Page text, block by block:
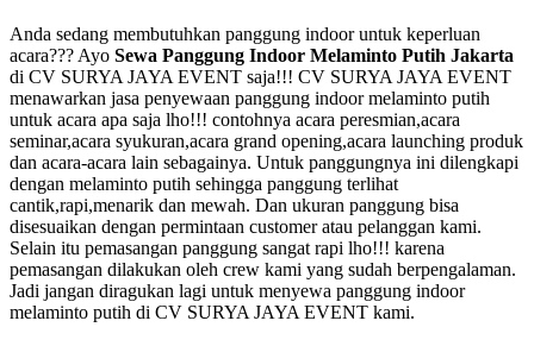
Anda sedang membutuhkan panggung indoor untuk keperluan
acara??? Ayo Sewa Panggung Indoor Melaminto Putih Jakarta
di CV SURYA JAYA EVENT saja!!! CV SURYA JAYA EVENT
menawarkan jasa penyewaan panggung indoor melaminto putih
untuk acara apa saja lho!!! contohnya acara peresmian,acara
seminar,acara syukuran,acara grand opening,acara launching produk
dan acara-acara lain sebagainya. Untuk panggungnya ini dilengkapi
dengan melaminto putih sehingga panggung terlihat
cantik,rapi,menarik dan mewah. Dan ukuran panggung bisa
disesuaikan dengan permintaan customer atau pelanggan kami.
Selain itu pemasangan panggung sangat rapi lho!!! karena
pemasangan dilakukan oleh crew kami yang sudah berpengalaman.
Jadi jangan diragukan lagi untuk menyewa panggung indoor
melaminto putih di CV SURYA JAYA EVENT kami.